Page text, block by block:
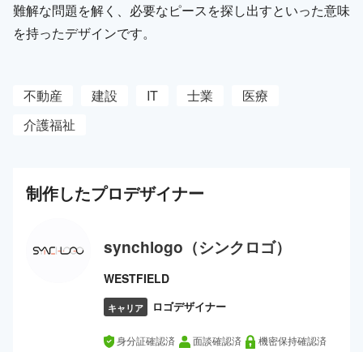
難解な問題を解く、必要なピースを探し出すといった意味
を持ったデザインです。
不動産 建設 IT 士業
医療
介護福祉
制作したプロデザイナー
synchlogo（シンクロゴ）
WESTFIELD
キャリア ロゴデザイナー
身分証確認済 面談確認済 機密保持確認済